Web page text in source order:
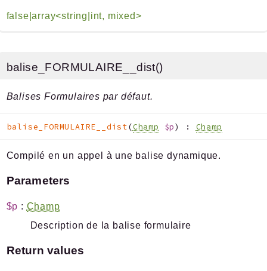
false|array<string|int, mixed>
balise_FORMULAIRE__dist()
Balises Formulaires par défaut.
balise_FORMULAIRE__dist(Champ $p) : Champ
Compilé en un appel à une balise dynamique.
Parameters
$p : Champ
Description de la balise formulaire
Return values